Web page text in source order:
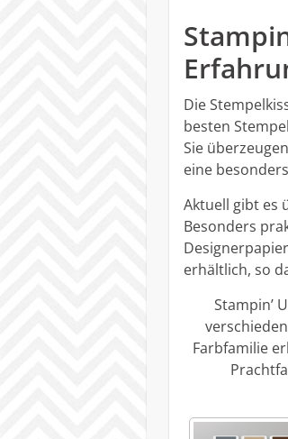
Die
besten
Sie
eine
Aktuell gibt es
Besonders
erhältlich, so
Stampin’
Farbfamilie